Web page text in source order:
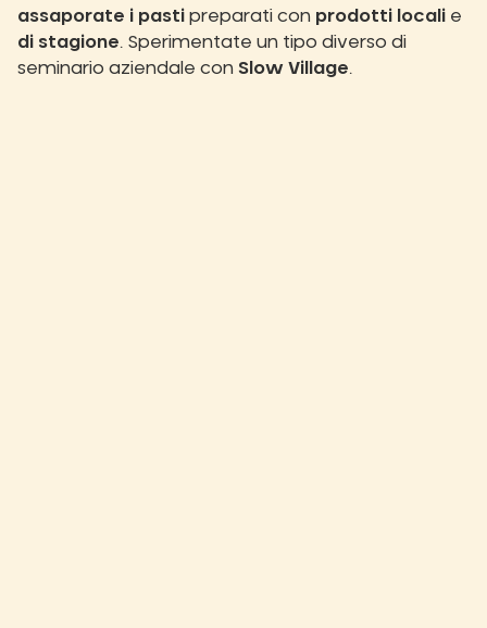
assaporate i pasti preparati con prodotti locali e
di stagione. Sperimentate un tipo diverso di
seminario aziendale con Slow Village.